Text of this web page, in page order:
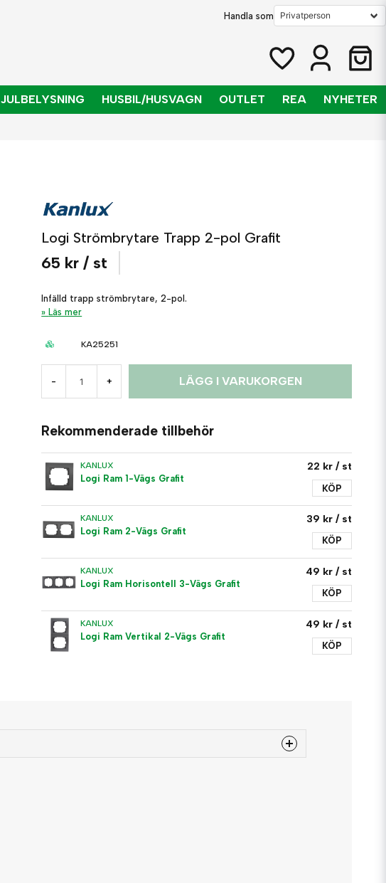
Handla som
JULBELYSNING HUSBIL/HUSVAGN OUTLET REA NYHETER
Logi Strömbrytare Trapp 2-pol Grafit
65 kr / st
Infälld trapp strömbrytare, 2-pol.
Läs mer
KA25251
- + LÄGG I VARUKORGEN
Rekommenderade tillbehör
KANLUX
Logi Ram 1-Vägs Grafit
22 kr / st
KÖP
KANLUX
Logi Ram 2-Vägs Grafit
39 kr / st
KÖP
KANLUX
Logi Ram Horisontell 3-Vägs Grafit
49 kr / st
KÖP
KANLUX
Logi Ram Vertikal 2-Vägs Grafit
49 kr / st
KÖP